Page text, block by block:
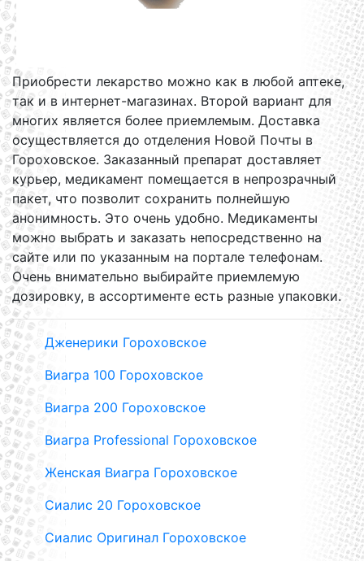
Приобрести лекарство можно как в любой аптеке,
так и в интернет-магазинах. Второй вариант для
многих является более приемлемым. Доставка
осуществляется до отделения Новой Почты в
Гороховское. Заказанный препарат доставляет
курьер, медикамент помещается в непрозрачный
пакет, что позволит сохранить полнейшую
анонимность. Это очень удобно. Медикаменты
можно выбрать и заказать непосредственно на
сайте или по указанным на портале телефонам.
Очень внимательно выбирайте приемлемую
дозировку, в ассортименте есть разные упаковки.
Дженерики Гороховское
Виагра 100 Гороховское
Виагра 200 Гороховское
Виагра Professional Гороховское
Женская Виагра Гороховское
Сиалис 20 Гороховское
Сиалис Оригинал Гороховское